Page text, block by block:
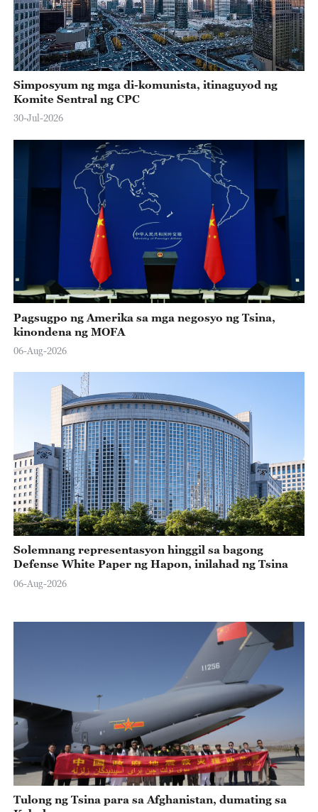
Simposyum ng mga di-komunista, itinaguyod ng
Komite Sentral ng CPC
30-Jul-2026
Pagsugpo ng Amerika sa mga negosyo ng Tsina,
kinondena ng MOFA
06-Aug-2026
Solemnang representasyon hinggil sa bagong
Defense White Paper ng Hapon, inilahad ng Tsina
06-Aug-2026
Tulong ng Tsina para sa Afghanistan, dumating sa